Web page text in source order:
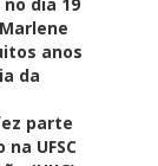
anos
da
parte
UFSC